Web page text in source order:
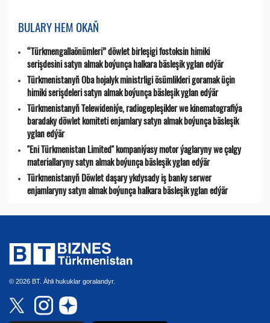
BULARY HEM OKAŇ
“Türkmengallaönümleri” döwlet birleşigi fostoksin himiki
serişdesini satyn almak boýunça halkara bäsleşik yglan edýär
Türkmenistanyň Oba hojalyk ministrligi ösümlikleri goramak üçin
himiki serişdeleri satyn almak boýunça bäsleşik yglan edýär
Türkmenistanyň Telewideniýe, radio­gepleşikler we kinematografiýa
baradaky döwlet komiteti enjamlary satyn almak boýunça bäsleşik
yglan edýär
"Eni Türkmenistan Limited" kompaniýasy motor ýaglaryny we çalgy
materiallaryny satyn almak boýunça bäsleşik yglan edýär
Türkmenistanyň Döwlet daşary ykdysady iş banky serwer
enjamlaryny satyn almak boýunça halkara bäsleşik yglan edýär
© 2026 BT. Ähli hukuklar goralandyr.